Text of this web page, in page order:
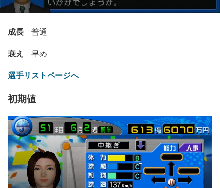
成長 普通
衰え 早め
選手リストページへ
初期値